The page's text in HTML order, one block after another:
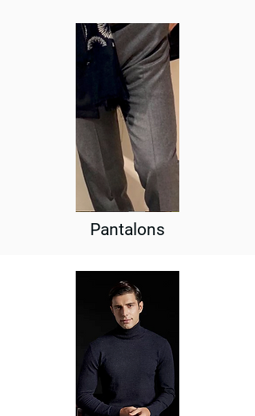
Texture naturelle visible
Respirabilité optimale
Confort durable
Tenue des couleurs et des formes dans le
Pantalons